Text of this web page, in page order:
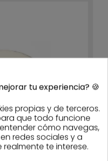
tu experiencia? 🍪
propias y de terceros.
que todo funcione
cómo navegas,
redes sociales y a
te interese.